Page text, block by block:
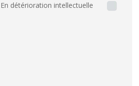
En détérioration intellectuelle